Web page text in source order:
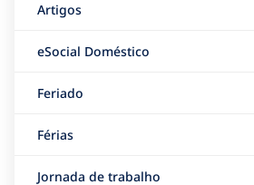
Artigos
eSocial Doméstico
Feriado
Férias
Jornada de trabalho